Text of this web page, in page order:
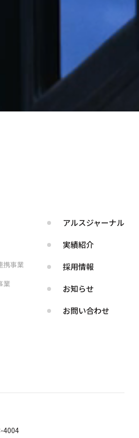
携事業
業
アルスジャーナル
実績紹介
採用情報
お知らせ
お問い合わせ
4004